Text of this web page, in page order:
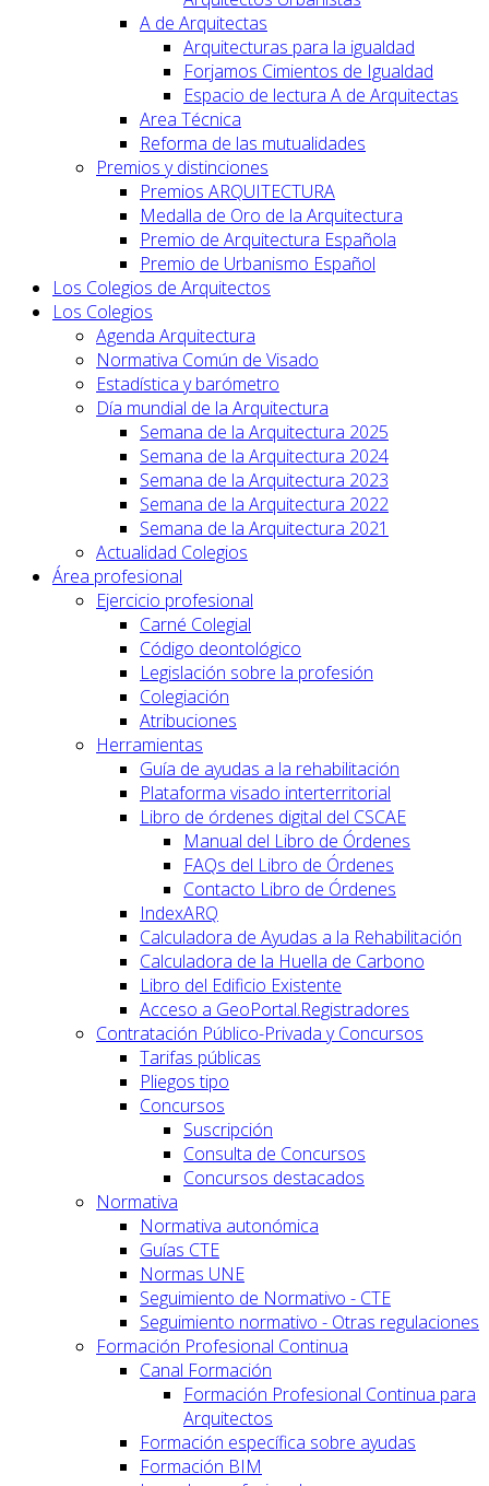
A de Arquitectas
Arquitecturas para la igualdad
Forjamos Cimientos de Igualdad
Espacio de lectura A de Arquitectas
Area Técnica
Reforma de las mutualidades
Premios y distinciones
Premios ARQUITECTURA
Medalla de Oro de la Arquitectura
Premio de Arquitectura Española
Premio de Urbanismo Español
Los Colegios de Arquitectos
Los Colegios
Agenda Arquitectura
Normativa Común de Visado
Estadística y barómetro
Día mundial de la Arquitectura
Semana de la Arquitectura 2025
Semana de la Arquitectura 2024
Semana de la Arquitectura 2023
Semana de la Arquitectura 2022
Semana de la Arquitectura 2021
Actualidad Colegios
Área profesional
Ejercicio profesional
Carné Colegial
Código deontológico
Legislación sobre la profesión
Colegiación
Atribuciones
Herramientas
Guía de ayudas a la rehabilitación
Plataforma visado interterritorial
Libro de órdenes digital del CSCAE
Manual del Libro de Órdenes
FAQs del Libro de Órdenes
Contacto Libro de Órdenes
IndexARQ
Calculadora de Ayudas a la Rehabilitación
Calculadora de la Huella de Carbono
Libro del Edificio Existente
Acceso a GeoPortal.Registradores
Contratación Público-Privada y Concursos
Tarifas públicas
Pliegos tipo
Concursos
Suscripción
Consulta de Concursos
Concursos destacados
Normativa
Normativa autonómica
Guías CTE
Normas UNE
Seguimiento de Normativo - CTE
Seguimiento normativo - Otras regulaciones
Formación Profesional Continua
Canal Formación
Formación Profesional Continua para
Arquitectos
Formación específica sobre ayudas
Formación BIM